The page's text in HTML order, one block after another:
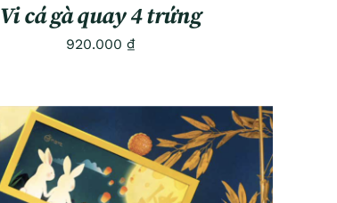
Vi cá gà quay 4 trứng
920.000₫